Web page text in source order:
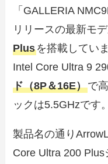
「GALLERIA
リリースの最新モ
Plusを搭載していま
Intel Core Ultra 9
ド（8P＆16E）で
ックは5.5GHzです。
製品名の通り
Core Ultra 200